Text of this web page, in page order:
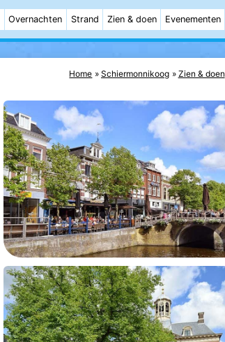
Overnachten Strand Zien & doen Evenementen
Home Schiermonnikoog Zien & doen